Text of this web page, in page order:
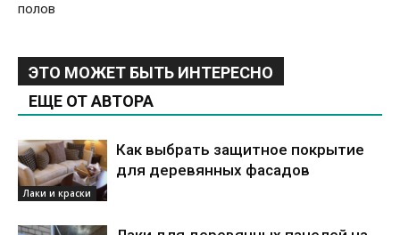
полов
ЭТО МОЖЕТ БЫТЬ ИНТЕРЕСНО
ЕЩЕ ОТ АВТОРА
Лаки и краски
Как выбрать защитное покрытие
для деревянных фасадов